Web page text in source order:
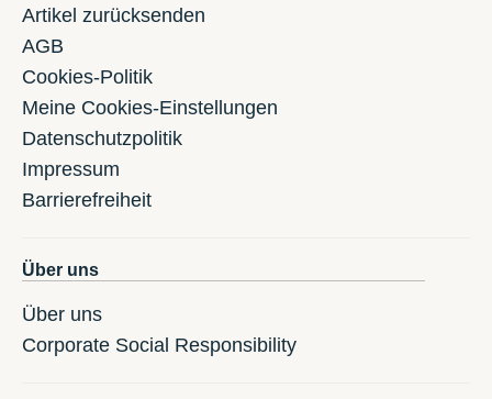
Artikel zurücksenden
AGB
Cookies-Politik
Meine Cookies-Einstellungen
Datenschutzpolitik
Impressum
Barrierefreiheit
Über uns
Über uns
Corporate Social Responsibility